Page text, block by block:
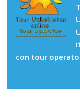
con tour